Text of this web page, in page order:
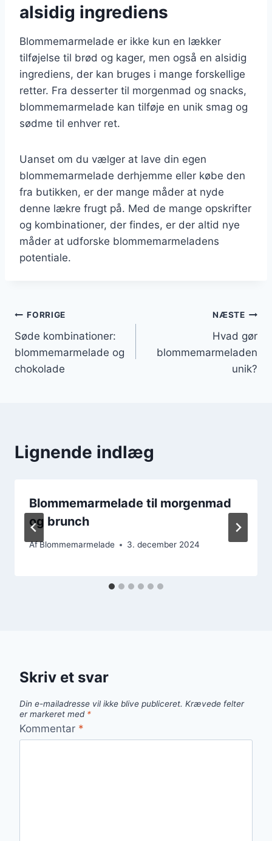
alsidig ingrediens
Blommemarmelade er ikke kun en lækker
tilføjelse til brød og kager, men også en alsidig
ingrediens, der kan bruges i mange forskellige
retter. Fra desserter til morgenmad og snacks,
blommemarmelade kan tilføje en unik smag og
sødme til enhver ret.
Uanset om du vælger at lave din egen
blommemarmelade derhjemme eller købe den
fra butikken, er der mange måder at nyde
denne lækre frugt på. Med de mange opskrifter
og kombinationer, der findes, er der altid nye
måder at udforske blommemarmeladens
potentiale.
Indlægsnavigation
FORRIGE
Søde kombinationer:
blommemarmelade og
chokolade
NÆSTE
Hvad gør
blommemarmeladen
unik?
Lignende indlæg
Blommemarmelade til morgenmad
og brunch
AfBlommemarmelade 3. december 2024
Skriv et svar
Din e-mailadresse vil ikke blive publiceret. Krævede felter
er markeret med *
Kommentar *